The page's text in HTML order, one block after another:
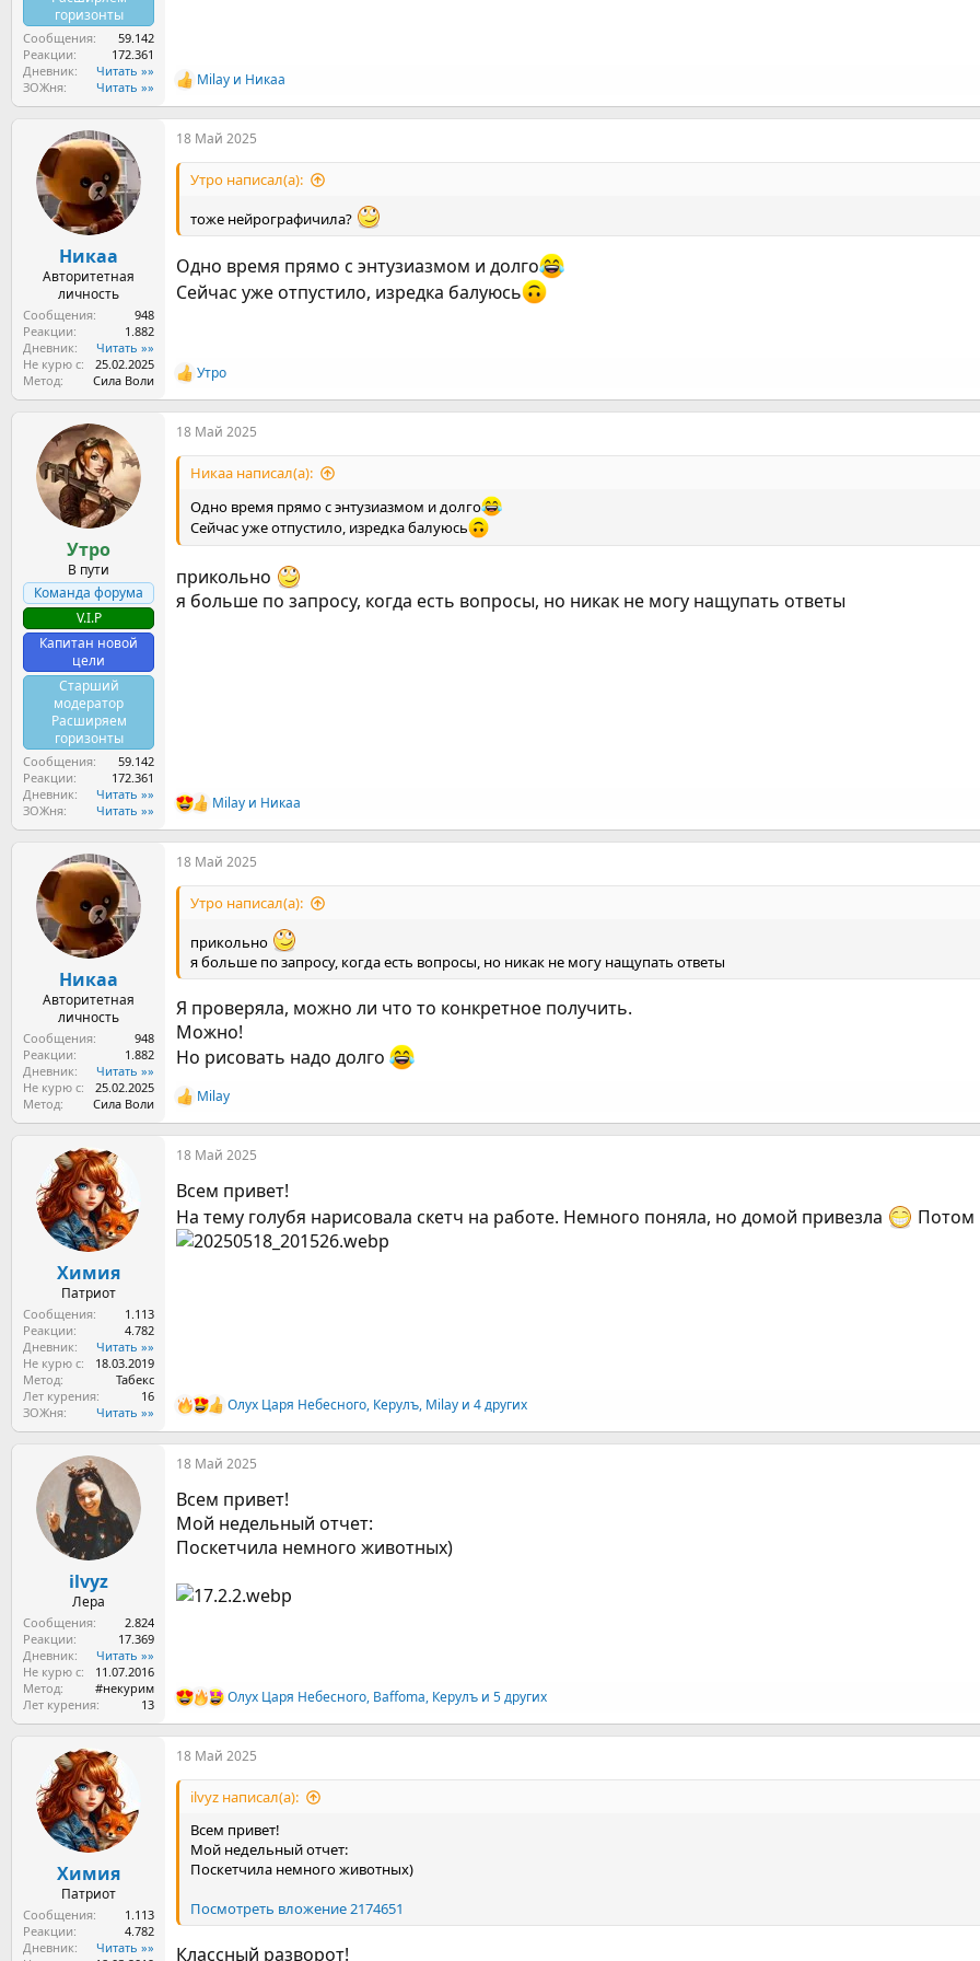
горизонты
Сообщения
59.142
Реакции
172.361
Дневник
Читать »»
ЗОЖня
Читать »»
Р
е
а
к
Milay и Никаа
Никаа
Авторитетная
личность
Сообщения
948
Реакции
1.882
Дневник
Читать »»
Не курю с
25.02.2025
Метод
Сила Воли
18 Май 2025
Утро написал(а):
тоже нейрографичила?
Одно время прямо с энтузиазмом и долго
Сейчас уже отпустило, изредка балуюсь
Р
е
а
к
Утро
Утро
В пути
Команда форума
V.I.P
Капитан новой
цели
Старший
модератор
Расширяем
горизонты
Сообщения
59.142
Реакции
172.361
Дневник
Читать »»
ЗОЖня
Читать »»
18 Май 2025
Никаа написал(а):
Одно время прямо с энтузиазмом и долго
Сейчас уже отпустило, изредка балуюсь
прикольно
я больше по запросу, когда есть вопросы, но никак не могу нащупать ответы
Р
е
а
к
Milay и Никаа
Никаа
Авторитетная
личность
Сообщения
948
Реакции
1.882
Дневник
Читать »»
Не курю с
25.02.2025
Метод
Сила Воли
18 Май 2025
Утро написал(а):
прикольно
я больше по запросу, когда есть вопросы, но никак не могу нащупать ответы
Я проверяла, можно ли что то конкретное получить.
Можно!
Но рисовать надо долго
Р
е
а
к
и
и
:
Milay
Химия
Патриот
Сообщения
1.113
Реакции
4.782
Дневник
Читать »»
Не курю с
18.03.2019
Метод
Табекс
Лет курения
16
ЗОЖня
Читать »»
18 Май 2025
Всем привет!
На тему голубя нарисовала скетч на работе. Немного поняла, но домой привезла
Потом
Р
е
а
к
и
и
:
Олух Царя Небесного, Керулъ, Milay и 4 других
ilvyz
Лера
Сообщения
2.824
Реакции
17.369
Дневник
Читать »»
Не курю с
11.07.2016
Метод
#некурим
Лет курения
13
18 Май 2025
Всем привет!
Мой недельный отчет:
Поскетчила немного животных)
Р
е
а
к
Олух Царя Небесного, Baffoma, Керулъ и 5 других
Химия
Патриот
Сообщения
1.113
Реакции
4.782
Дневник
Читать »»
18 Май 2025
ilvyz написал(а):
Всем привет!
Мой недельный отчет:
Поскетчила немного животных)
Посмотреть вложение 2174651
Классный разворот!